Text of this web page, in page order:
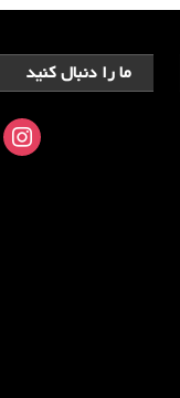
ما را دنبال کنید